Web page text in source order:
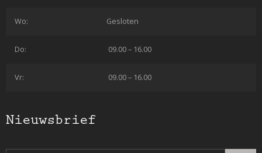
Wo: Gesloten
Do: 09.00 – 16.00
Vr: 09.00 – 16.00
Nieuwsbrief